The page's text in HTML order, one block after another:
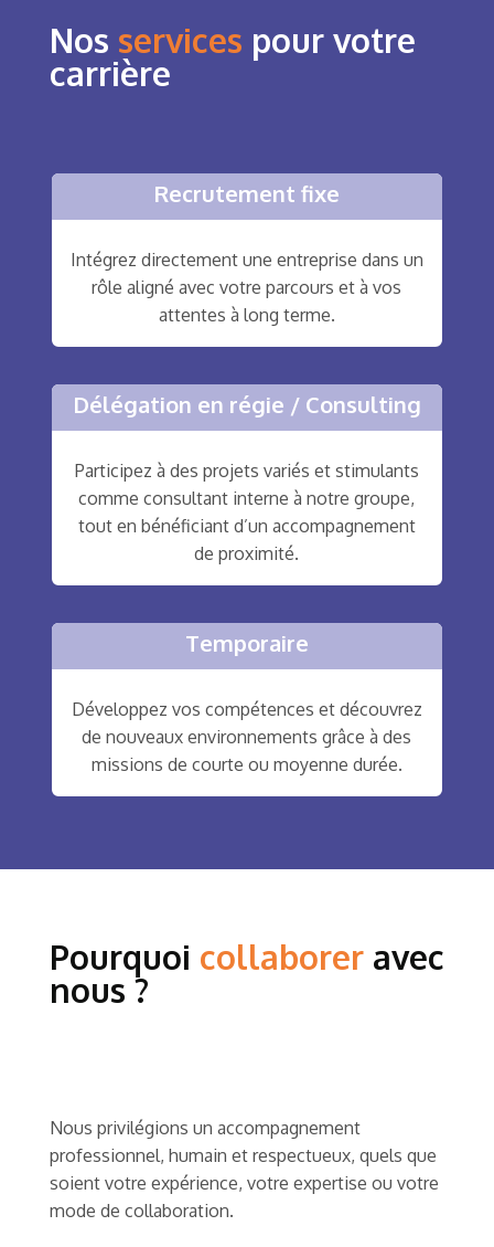
Nos services pour votre
carrière
Recrutement fixe
Intégrez directement une entreprise dans un
rôle aligné avec votre parcours et à vos
attentes à long terme.
Délégation en régie / Consulting
Participez à des projets variés et stimulants
comme consultant interne à notre groupe,
tout en bénéficiant d’un accompagnement
de proximité.
Temporaire
Développez vos compétences et découvrez
de nouveaux environnements grâce à des
missions de courte ou moyenne durée.
Pourquoi collaboreravec
nous ?
Nous privilégions un accompagnement
professionnel, humain et respectueux, quels que
soient votre expérience, votre expertise ou votre
mode de collaboration.